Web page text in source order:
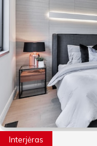
Interjėras